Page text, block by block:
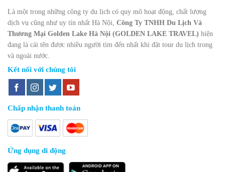
Là một trong những công ty du lịch có quy mô hoạt động, chất lượng
dịch vụ cũng như uy tín nhất Hà Nội, Công Ty TNHH Du Lịch Và
Thương Mại Golden Lake Hà Nội (GOLDEN LAKE TRAVEL) hiện
đang là cái tên được nhiều người tìm đến nhất khi đặt tour du lịch trong
và ngoài nước.
Kết nối với chúng tôi
Chấp nhận thanh toán
Ứng dụng di động